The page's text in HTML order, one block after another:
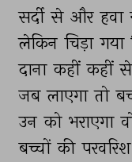
सर्दी से और हवा
लेकिन चिड़ा गया
दाना कहीं कहीं से
जब लाएगा तो
उन को भराएगा
बच्चों की परवरिश